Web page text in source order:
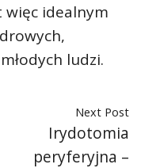
więc idealnym
ludzi.
Next Post
Irydotomia
peryferyjna –